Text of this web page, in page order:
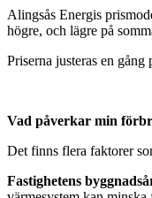
Alingsås Energis
högre, och lägre på
Priserna justeras en
Vad påverkar min
Det finns flera faktorer
Fastighetens